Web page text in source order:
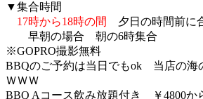
▼集合時間
17時から18時の間
夕日の時間前に
早朝の場合 朝の6時集合
※GOPRO撮影無料
BBQのご予約は当日でもok 当店の海
ＷＷＷ
BBQ Aコース飲み放題付き ￥4800か